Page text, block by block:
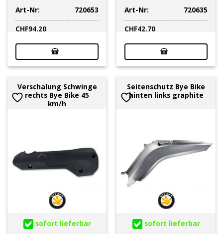
Art-Nr:
720653
CHF94.20
Art-Nr:
720635
CHF42.70
Verschalung Schwinge
rechts Bye Bike 45
km/h
sofort lieferbar
Seitenschutz Bye Bike
hinten links graphite
sofort lieferbar